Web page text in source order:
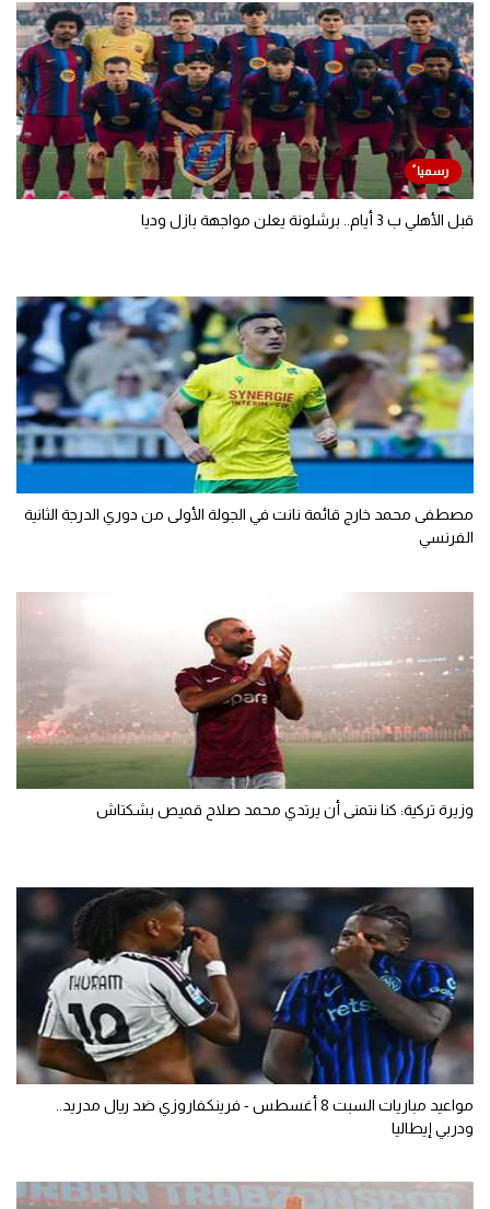
قبل الأهلي ب 3 أيام.. برشلونة يعلن مواجهة بازل وديا
مصطفى محمد خارج قائمة نانت في الجولة الأولى من دوري الدرجة الثانية
الفرنسي
وزيرة تركية: كنا نتمنى أن يرتدي محمد صلاح قميص بشكتاش
مواعيد مباريات السبت 8 أغسطس - فرينكفاروزي ضد ريال مدريد..
ودربي إيطاليا